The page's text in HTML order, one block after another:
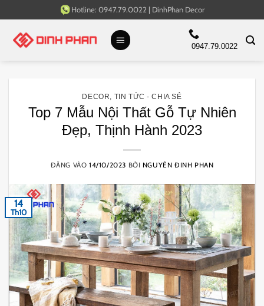
qua
Hotline: 0947.79.0022 | DinhPhan Decor
0947.79.0022
DECOR TIN TỨC - CHIA SẺ
Top 7 Mẫu Nội Thất Gỗ Tự Nhiên
Đẹp, Thịnh Hành 2023
ĐĂNG VÀO14/10/2023 BỞI NGUYÊN ĐINH PHAN
14
Th10